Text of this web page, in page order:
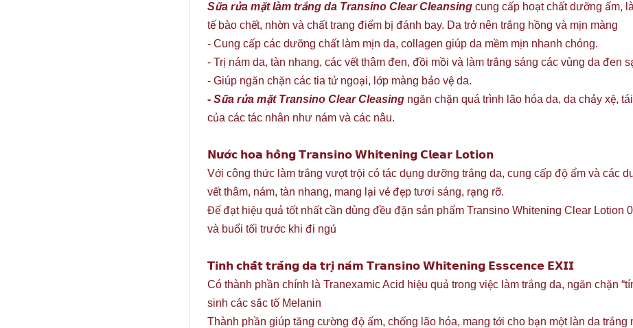
Sữa rửa mặt làm trắng da Transino Clear Cleansing cung cấp hoạt chất dưỡng ẩm,
tế bào chết, nhờn và chất trang điểm bị đánh bay. Da trở nên trắng hồng và mịn màng
- Cung cấp các dưỡng chất làm mịn da, collagen giúp da mềm mịn nhanh chóng.
- Trị nám da, tàn nhang, các vết thâm đen, đồi mồi và làm trắng sáng các vùng da đen
- Giúp ngăn chặn các tia tử ngoại, lớp màng bảo vệ da.
- Sữa rửa mặt Transino Clear Cleasing ngăn chặn quá trình lão hóa da, da chảy xệ,
của các tác nhân như nám và các nâu.
𝗡𝘂̛𝗼̛́𝗰 𝗵𝗼𝗮 𝗵𝗼̂̀𝗻𝗴 𝗧𝗿𝗮𝗻𝘀𝗶𝗻𝗼 𝗪𝗵𝗶𝘁𝗲𝗻𝗶𝗻𝗴 𝗖𝗹𝗲𝗮𝗿 𝗟𝗼𝘁𝗶𝗼𝗻
Với công thức làm trắng vượt trội có tác dụng dưỡng trắng da, cung cấp độ ẩm và các
vết thâm, nám, tàn nhang, mang lại vẻ đẹp tươi sáng, rạng rỡ.
Để đạt hiệu quả tốt nhất cần dùng đều đặn sản phẩm Transino Whitening Clear Lotion
và buổi tối trước khi đi ngủ
𝗧𝗶𝗻𝗵 𝗰𝗵𝗮̂́𝘁 𝘁𝗿𝗮̆́𝗻𝗴 𝗱𝗮 𝘁𝗿𝗶̣ 𝗻𝗮́𝗺 𝗧𝗿𝗮𝗻𝘀𝗶𝗻𝗼 𝗪𝗵𝗶𝘁𝗲𝗻𝗶𝗻𝗴 𝗘𝘀𝘀𝗰𝗲𝗻𝗰𝗲 𝗘𝗫𝗜𝗜
Có thành phần chính là Tranexamic Acid hiệu quả trong việc làm trắng da, ngăn chặn
sinh các sắc tố Melanin
Thành phần giúp tăng cường độ ẩm, chống lão hóa, mang tới cho bạn một làn da trắng